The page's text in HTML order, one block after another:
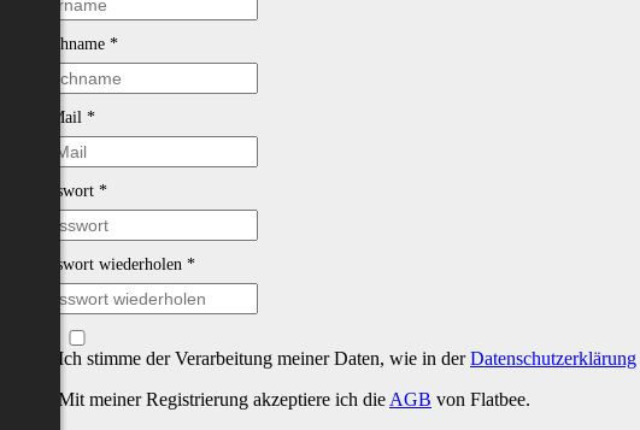
Nachname *
E-Mail *
Passwort *
Passwort wiederholen *
Ich stimme der Verarbeitung meiner Daten, wie in derDatenschutzerklärung
Mit meiner Registrierung akzeptiere ich die AGB von Flatbee.